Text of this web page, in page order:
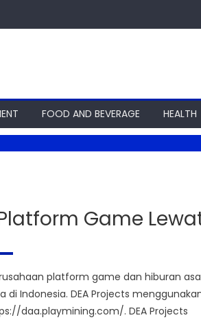
FOOD AND BEVERAGE HEALTH
Game
platform game dan hiburan
Indonesia. DEA Projects
daa.playmining.com/. DEA Projects